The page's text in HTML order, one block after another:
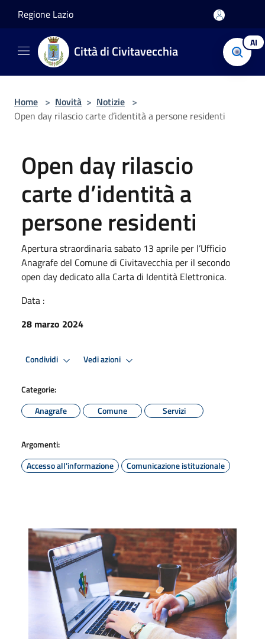
Regione Lazio
Città di Civitavecchia AI
Home > Novità > Notizie >
Open day rilascio carte d’identità a persone residenti
Open day rilascio
carte d’identità a
persone residenti
Apertura straordinaria sabato 13 aprile per l’Ufficio
Anagrafe del Comune di Civitavecchia per il secondo
open day dedicato alla Carta di Identità Elettronica.
Data :
28 marzo 2024
Condividi Vedi azioni
Categorie:
Anagrafe
Comune Servizi
Argomenti:
Accesso all'informazione
Comunicazione istituzionale